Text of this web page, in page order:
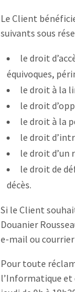
Le Client
suivants sous
le droit
équivoques,
le droit à la
le droit
le droit à la
le droit
le droit d’un
le droit de
décès.
Si le Client
Douanier
e-mail ou courrier
Pour toute
l’Informatique et